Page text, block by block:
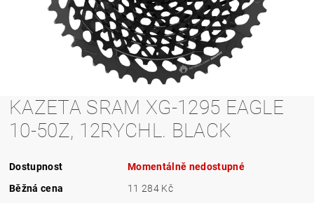
KAZETA SRAM XG-1295 EAGLE
10-50Z, 12RYCHL. BLACK
Dostupnost
Momentálně nedostupné
Běžná cena
11 284 Kč